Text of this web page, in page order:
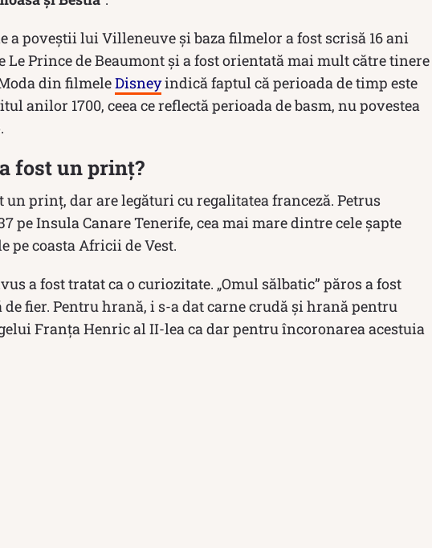
a poveștii lui Villeneuve și baza filmelor a fost scrisă 16 ani
Prince de Beaumont și a fost orientată mai mult către tinere
din filmeleDisneyindică faptul că perioada de timp este
anilor 1700, ceea ce reflectă perioada de basm, nu povestea
fost un prinț?
un prinț, dar are legături cu regalitatea franceză. Petrus
pe Insula Canare Tenerife, cea mai mare dintre cele șapte
pe coasta Africii de Vest.
a fost tratat ca o curiozitate. „Omul sălbatic” păros a fost
fier. Pentru hrană, i s-a dat carne crudă și hrană pentru
Franța Henric al II-lea ca dar pentru încoronarea acestuia